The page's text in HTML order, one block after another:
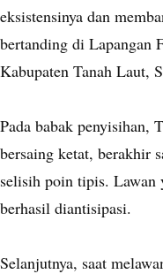
eksistensinya dan
bertanding di Lapangan
Kabupaten Tanah Laut,
Pada babak penyisihan,
bersaing ketat, berakhir
selisih poin tipis. Lawan
berhasil diantisipasi.
Selanjutnya, saat